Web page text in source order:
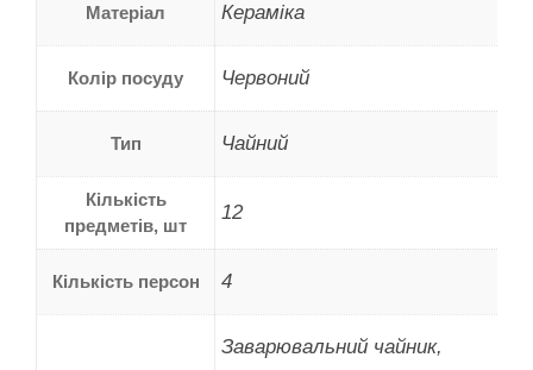
Матеріал Кераміка
Колір посуду Червоний
Тип Чайний
Кількість
предметів, шт
12
Кількість персон 4
Заварювальний чайник,